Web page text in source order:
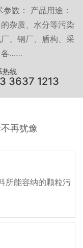
数： 产品用途：
杂质、水分等污染
、钢厂、盾构、采
各……
热线
3637 1213
再犹豫
所能容纳的颗粒污